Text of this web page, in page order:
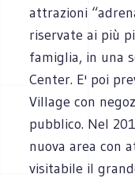
attrazioni
riservate ai più
famiglia, in una
Center. E' poi
Village con
pubblico. Nel
nuova area con
visitabile il